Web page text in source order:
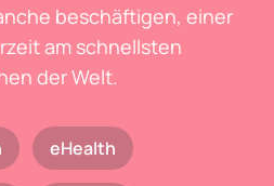
beschäftigen, einer
am schnellsten
der Welt.
eHealth